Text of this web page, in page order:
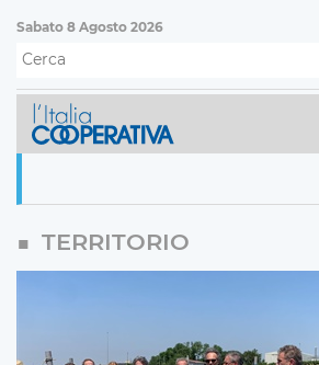
Sabato 8 Agosto 2026
TERRITORIO